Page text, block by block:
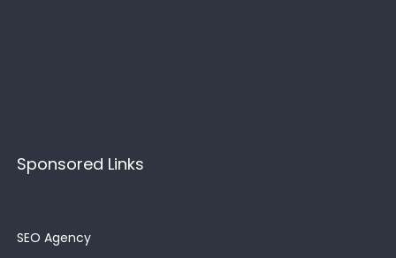
Sponsored Links
SEO Agency